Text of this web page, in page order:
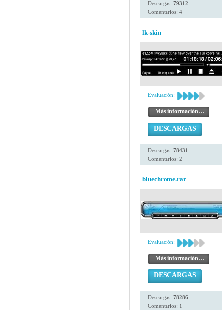
Descargas: 79312
Comentarios: 4
lk-skin
Evaluación:
Más información…
DESCARGAS
Descargas: 78431
Comentarios: 2
bluechrome.rar
Evaluación:
Más información…
DESCARGAS
Descargas: 78286
Comentarios: 1